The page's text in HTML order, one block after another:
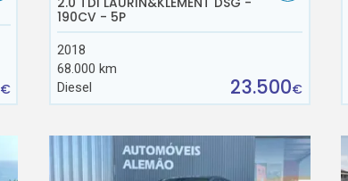
€
190CV - 5P
2018
68.000 km
Diesel
23.500€